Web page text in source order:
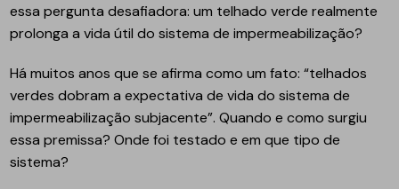
essa pergunta desafiadora: um telhado verde realmente
prolonga a vida útil do sistema de impermeabilização?
Há muitos anos que se afirma como um fato: “telhados
verdes dobram a expectativa de vida do sistema de
impermeabilização subjacente”. Quando e como surgiu
essa premissa? Onde foi testado e em que tipo de
sistema?